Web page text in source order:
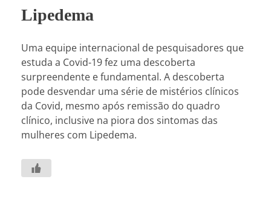
Lipedema
Uma equipe internacional de pesquisadores que
estuda a Covid-19 fez uma descoberta
surpreendente e fundamental. A descoberta
pode desvendar uma série de mistérios clínicos
da Covid, mesmo após remissão do quadro
clínico, inclusive na piora dos sintomas das
mulheres com Lipedema.